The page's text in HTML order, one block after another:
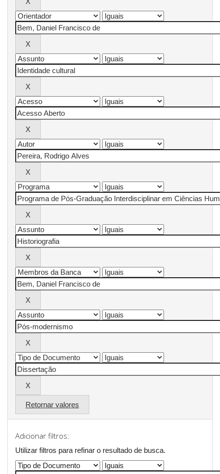
Retornar valores
Adicionar filtros:
Utilizar filtros para refinar o resultado de busca.